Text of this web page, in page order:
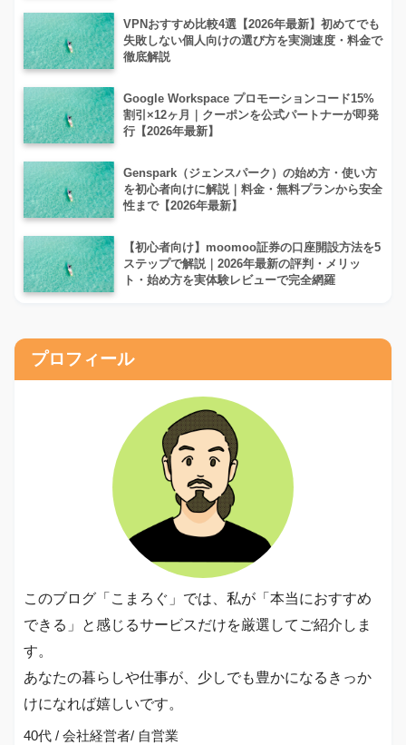
VPNおすすめ比較4選【2026年最新】初めてでも
失敗しない個人向けの選び方を実測速度・料金で
徹底解説
Google Workspace プロモーションコード15%
割引×12ヶ月｜クーポンを公式パートナーが即発
行【2026年最新】
Genspark（ジェンスパーク）の始め方・使い方
を初心者向けに解説｜料金・無料プランから安全
性まで【2026年最新】
【初心者向け】moomoo証券の口座開設方法を5
ステップで解説｜2026年最新の評判・メリッ
ト・始め方を実体験レビューで完全網羅
プロフィール
このブログ「こまろぐ」では、私が「本当におすすめ
できる」と感じるサービスだけを厳選してご紹介しま
す。
あなたの暮らしや仕事が、少しでも豊かになるきっか
けになれば嬉しいです。
40代 / 会社経営者/ 自営業